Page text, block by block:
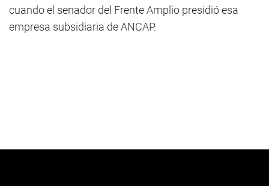
cuando el senador del Frente Amplio presidió esa
empresa subsidiaria de ANCAP.